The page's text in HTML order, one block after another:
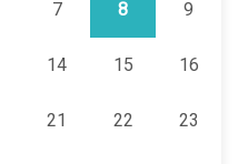
7 8 9
14 15 16
21 22 23